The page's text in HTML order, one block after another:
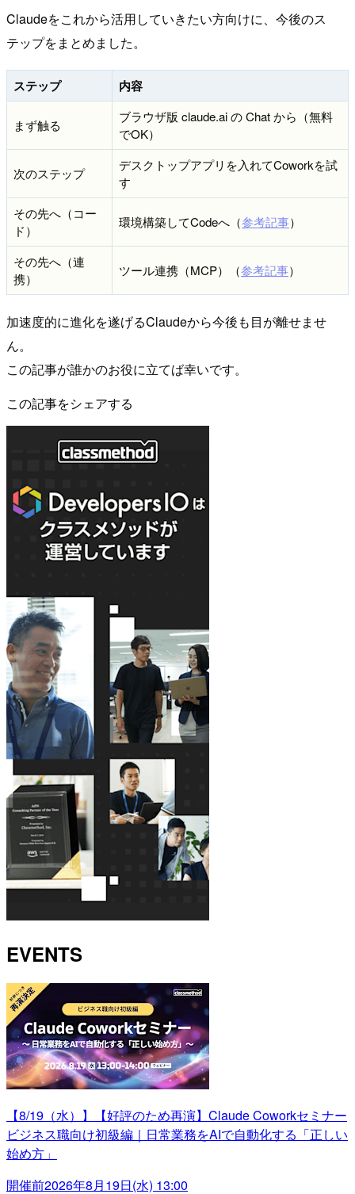
Claudeをこれから活用していきたい方向けに、今後のス
テップをまとめました。
ステップ 内容
まず触る
ブラウザ版 claude.ai の Chat から（無料
でOK）
次のステップ
デスクトップアプリを入れてCoworkを試
す
その先へ（コー
ド）
環境構築してCodeへ（参考記事）
その先へ（連
携）
ツール連携（MCP）（参考記事）
加速度的に進化を遂げるClaudeから今後も目が離せませ
ん。
この記事が誰かのお役に立てば幸いです。
この記事をシェアする
EVENTS
【8/19（水）】【好評のため再演】Claude Coworkセミナー
ビジネス職向け初級編｜日常業務をAIで自動化する「正しい
始め方」
開催前2026年8月19日(水) 13:00